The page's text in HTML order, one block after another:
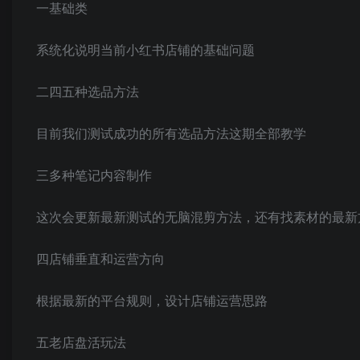
一基础类
系统化说明当前小红书店铺的基础问题
二四五种选品方法
目前我们测试成功的所有选品方法这期全部教学
三多种笔记内容制作
这次会更新最新测试的无脑混剪方法，还有找素材的最
四店铺垂直和运营方向
根据最新的平台规则，设计店铺运营思路
五老店盘活玩法